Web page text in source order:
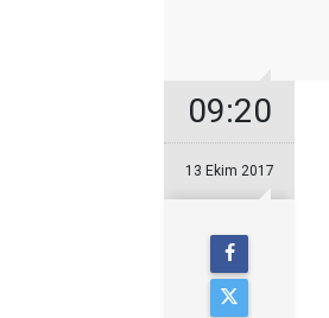
09:20
13 Ekim 2017